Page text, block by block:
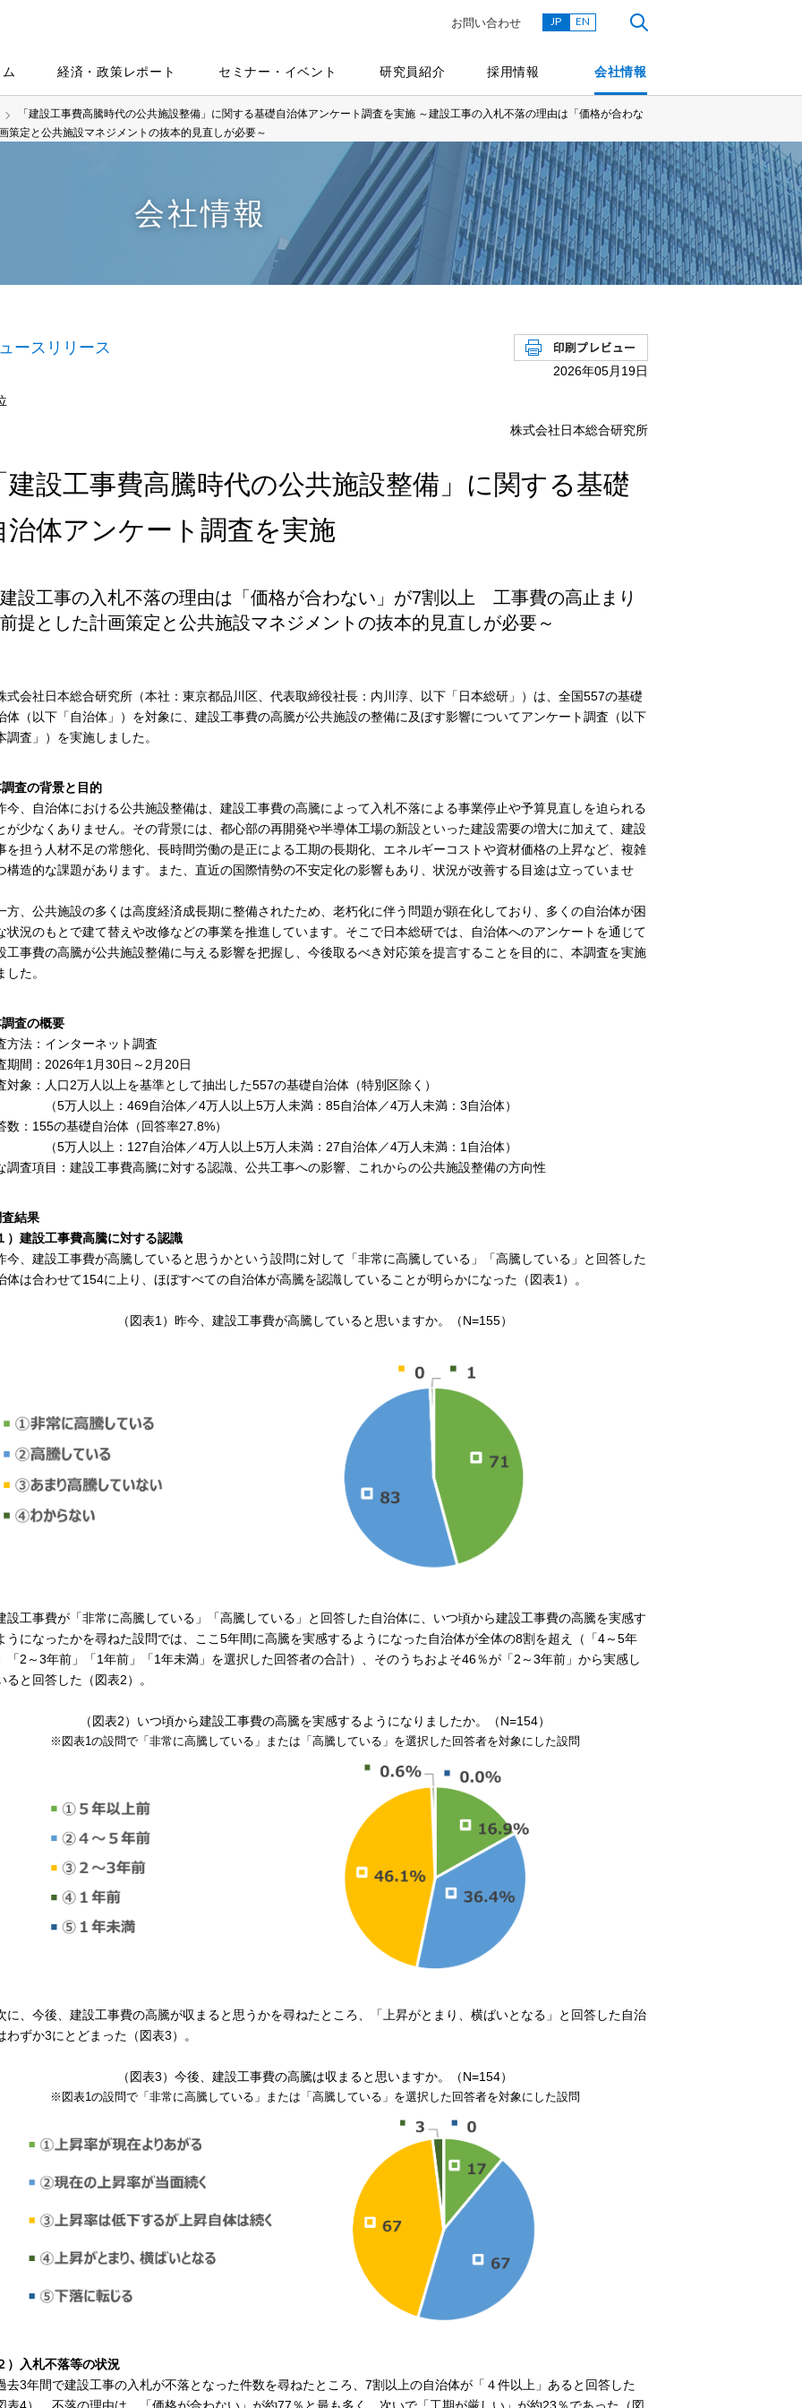
経済・政策レポート セミナー・イベント 研究員紹介 採用情報 会社情報
お問い合わせ JP EN
「建設工事費高騰時代の公共施設整備」に関する基礎自治体アンケート調査を実施 ～建設工事の入札不落の理由は「価格が合わな
定と公共施設マネジメントの抜本的見直しが必要～
会社情報
ースリリース
2026年05月19日
株式会社日本総合研究所
建設工事費高騰時代の公共施設整備」に関する基礎
治体アンケート調査を実施
建設工事の入札不落の理由は「価格が合わない」が7割以上 工事費の高止まり
提とした計画策定と公共施設マネジメントの抜本的見直しが必要～
会社日本総合研究所（本社：東京都品川区、代表取締役社長：内川淳、以下「日本総研」）は、全国557の基礎
体（以下「自治体」）を対象に、建設工事費の高騰が公共施設の整備に及ぼす影響についてアンケート調査（以下
調査」）を実施しました。
査の背景と目的
、自治体における公共施設整備は、建設工事費の高騰によって入札不落による事業停止や予算見直しを迫られる
が少なくありません。その背景には、都心部の再開発や半導体工場の新設といった建設需要の増大に加えて、建設
を担う人材不足の常態化、長時間労働の是正による工期の長期化、エネルギーコストや資材価格の上昇など、複雑
構造的な課題があります。また、直近の国際情勢の不安定化の影響もあり、状況が改善する目途は立っていませ
、公共施設の多くは高度経済成長期に整備されたため、老朽化に伴う問題が顕在化しており、多くの自治体が困
状況のもとで建て替えや改修などの事業を推進しています。そこで日本総研では、自治体へのアンケートを通じて
工事費の高騰が公共施設整備に与える影響を把握し、今後取るべき対応策を提言することを目的に、本調査を実施
した。
査の概要
方法：インターネット調査
期間：2026年1月30日～2月20日
対象：人口2万人以上を基準として抽出した557の基礎自治体（特別区除く）
5万人以上：469自治体／4万人以上5万人未満：85自治体／4万人未満：3自治体）
数：155の基礎自治体（回答率27.8%）
5万人以上：127自治体／4万人以上5万人未満：27自治体／4万人未満：1自治体）
調査項目：建設工事費高騰に対する認識、公共工事への影響、これからの公共施設整備の方向性
結果
）建設工事費高騰に対する認識
、建設工事費が高騰していると思うかという設問に対して「非常に高騰している」「高騰している」と回答した
体は合わせて154に上り、ほぼすべての自治体が高騰を認識していることが明らかになった（図表1）。
（図表1）昨今、建設工事費が高騰していると思いますか。（N=155）
工事費が「非常に高騰している」「高騰している」と回答した自治体に、いつ頃から建設工事費の高騰を実感す
うになったかを尋ねた設問では、ここ5年間に高騰を実感するようになった自治体が全体の8割を超え（「4～5年
「2～3年前」「1年前」「1年未満」を選択した回答者の合計）、そのうちおよそ46％が「2～3年前」から実感し
ると回答した（図表2）。
（図表2）いつ頃から建設工事費の高騰を実感するようになりましたか。（N=154）
※図表1の設問で「非常に高騰している」または「高騰している」を選択した回答者を対象にした設問
、今後、建設工事費の高騰が収まると思うかを尋ねたところ、「上昇がとまり、横ばいとなる」と回答した自治
わずか3にとどまった（図表3）。
（図表3）今後、建設工事費の高騰は収まると思いますか。（N=154）
※図表1の設問で「非常に高騰している」または「高騰している」を選択した回答者を対象にした設問
）入札不落等の状況
3年間で建設工事の入札が不落となった件数を尋ねたところ、7割以上の自治体が「４件以上」あると回答した